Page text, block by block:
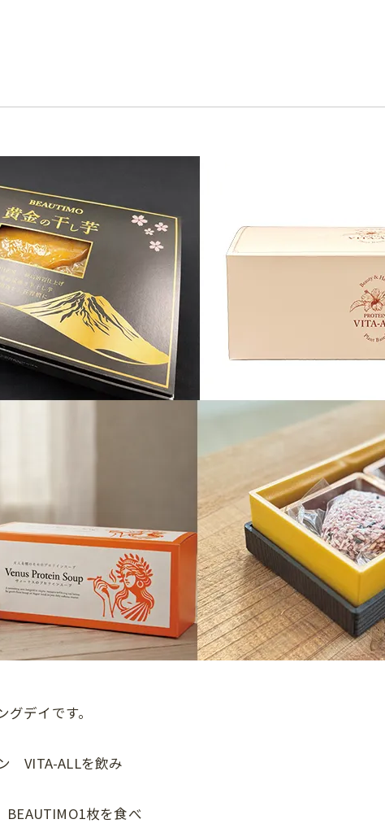
デイです。
VITA-ALLを飲み
枚を食べ